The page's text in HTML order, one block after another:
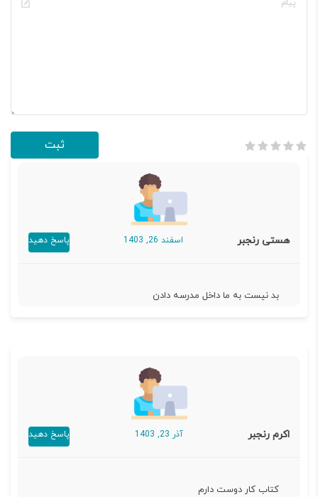
هستی رنجبر اسفند 26, 1403 پاسخ دهید
بد نیست به ما داخل مدرسه دادن
اکرم رنجبر آذر 23, 1403 پاسخ دهید
کتاب کار دوست دارم